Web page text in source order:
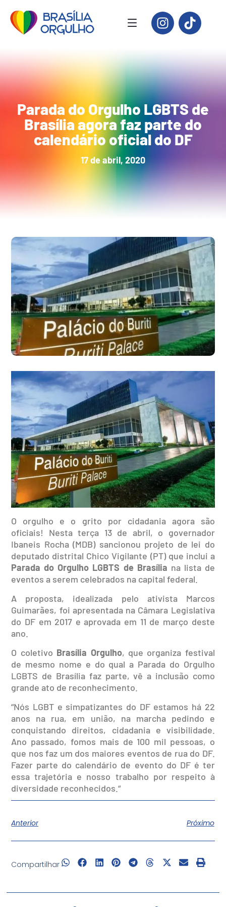
Parada do Orgulho LGBTS de
Brasília agora faz parte do
calendário oficial do DF
17 de abril, 2020
O orgulho e o grito por cidadania agora são
oficiais! Nesta terça 13 de abril, o governador
Ibaneis Rocha (MDB) sancionou projeto de lei do
deputado distrital Chico Vigilante (PT) que inclui a
Parada do Orgulho LGBTS de Brasília na lista de
eventos a serem celebrados na capital federal.
A proposta, idealizada pelo ativista Marcos
Guimarães, foi apresentada na Câmara Legislativa
do DF em 2017 e aprovada em 11 de março deste
ano.
O coletivo Brasília Orgulho, que organiza festival
de mesmo nome e do qual a Parada do Orgulho
LGBTS de Brasília faz parte, vê a inclusão como
grande ato de reconhecimento.
“Nós LGBT e simpatizantes do DF estamos há 22
anos na rua, em união, na marcha pedindo e
conquistando direitos, cidadania e visibilidade.
Ano passado, fomos mais de 100 mil pessoas, o
que nos faz um dos maiores eventos de rua do DF.
Fazer parte do calendário de evento do DF é ter
essa trajetória e nosso trabalho por respeito à
diversidade reconhecidos.“
Anterior Próximo
Compartilhar